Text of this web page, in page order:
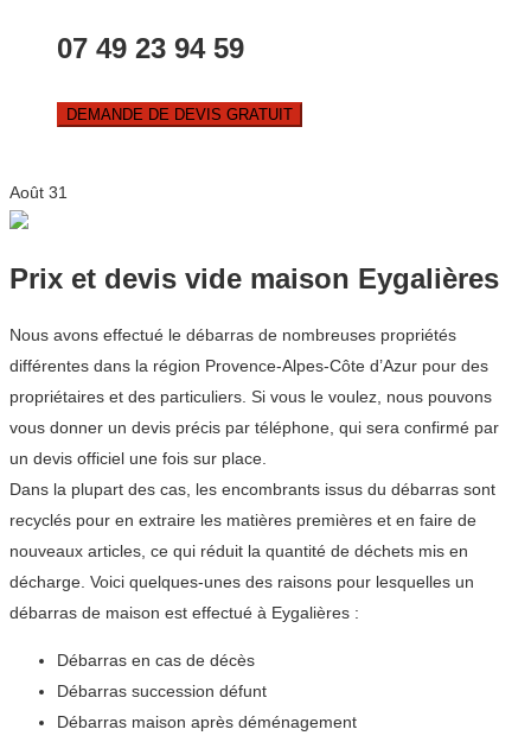
07 49 23 94 59
DEMANDE DE DEVIS GRATUIT
Août 31
Prix et devis vide maison Eygalières
Nous avons effectué le débarras de nombreuses propriétés
différentes dans la région Provence-Alpes-Côte d’Azur pour des
propriétaires et des particuliers. Si vous le voulez, nous pouvons
vous donner un devis précis par téléphone, qui sera confirmé par
un devis officiel une fois sur place.
Dans la plupart des cas, les encombrants issus du débarras sont
recyclés pour en extraire les matières premières et en faire de
nouveaux articles, ce qui réduit la quantité de déchets mis en
décharge. Voici quelques-unes des raisons pour lesquelles un
débarras de maison est effectué à Eygalières :
Débarras en cas de décès
Débarras succession défunt
Débarras maison après déménagement